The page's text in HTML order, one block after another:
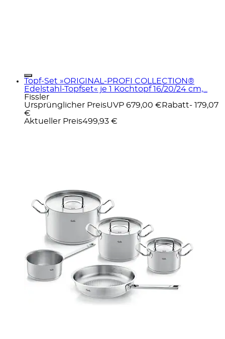
Topf-Set »ORIGINAL-PROFI COLLECTION®
Edelstahl-Topfset« je 1 Kochtopf 16/20/24 cm,...
Fissler
Ursprünglicher PreisUVP 679,00 € Rabatt- 179,07
€
Aktueller Preis499,93 €